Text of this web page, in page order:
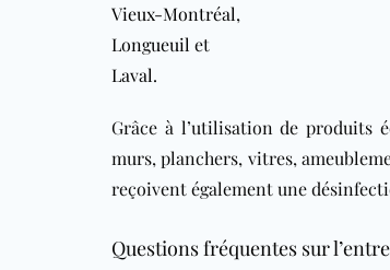
Vieux-Montréal,
Longueuil et
Laval.
Grâce à l’utilisation de produits
murs, planchers, vitres,
reçoivent également une
Questions fréquentes sur